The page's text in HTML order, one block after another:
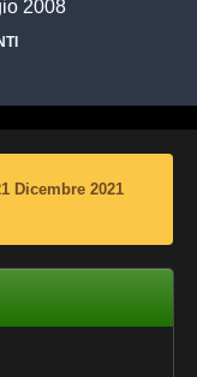
2008
Dicembre 2021